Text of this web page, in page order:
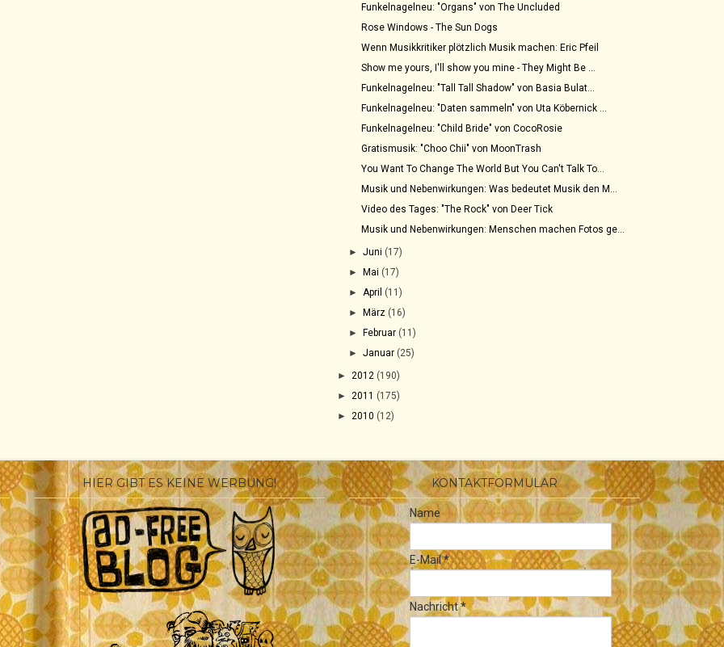
Funkelnagelneu: "Organs" von The Uncluded
Rose Windows - The Sun Dogs
Wenn Musikkritiker plötzlich Musik machen: Eric Pfeil
Show me yours, I'll show you mine - They Might Be ...
Funkelnagelneu: "Tall Tall Shadow" von Basia Bulat...
Funkelnagelneu: "Daten sammeln" von Uta Köbernick ...
Funkelnagelneu: "Child Bride" von CocoRosie
Gratismusik: "Choo Chii" von MoonTrash
You Want To Change The World But You Can't Talk To...
Musik und Nebenwirkungen: Was bedeutet Musik den M...
Video des Tages: "The Rock" von Deer Tick
Musik und Nebenwirkungen: Menschen machen Fotos ge...
►Juni (17)
►Mai (17)
► April (11)
►März (16)
►Februar (11)
►Januar (25)
► 2012 (190)
► 2011 (175)
► 2010 (12)
HIER GIBT ES KEINE WERBUNG! KONTAKTFORMULAR
Name
E-Mail*
Nachricht*